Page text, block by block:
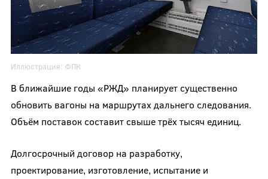
Иллюстрация: ФПК
В ближайшие годы «РЖД» планирует существенно
обновить вагоны на маршрутах дальнего следования.
Объём поставок составит свыше трёх тысяч единиц.
Долгосрочный договор на разработку,
проектирование, изготовление, испытание и